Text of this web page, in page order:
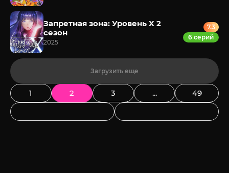
Запретная зона: Уровень X 2
сезон
2025
7.3
6 серий
Загрузить еще
1 2 3 ... 49